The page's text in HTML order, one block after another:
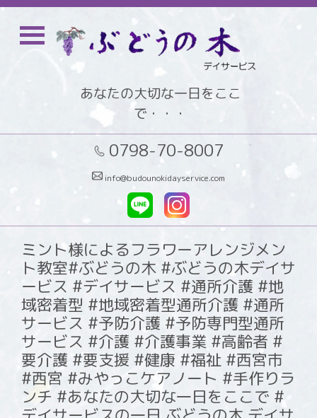
あなたの大切な一日をここ
で・・・
0798-70-8007
info@budounokidayservice.com
ミント様によるフラワーアレンジメン
ト教室#ぶどうの木 #ぶどうの木デイサ
ービス #デイサービス #通所介護 #地
域密着型 #地域密着型通所介護 #通所
サービス #予防介護 #予防専門型通所
サービス #介護 #介護事業 #高齢者 #
要介護 #要支援 #健康 #福祉 #西宮市
#西宮 #みやっこケアノート #手作りラ
ンチ #あなたの大切な一日をここで #